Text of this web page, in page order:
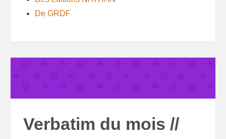
De GRDF
Verbatim du mois //